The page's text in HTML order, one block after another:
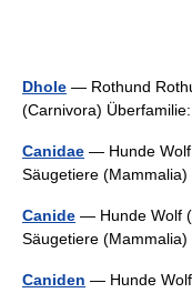
Dhole — Rothund
(Carnivora)
Canidae — Hunde Wolf
Säugetiere
Canide — Hunde Wolf
Säugetiere
Caniden — Hunde Wolf